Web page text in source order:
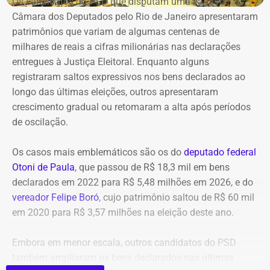
O acordo foi aprovado pelo diretor da NVIDIA na América
Latina, Márcio Aguiar. A colaboração tecnológica não terá
custos para o CREA-RJ, que passará a receber consultoria
direta da empresa.
Entre as áreas previstas na parceria estão pesquisa
aplicada em Inteligência Artificial e IA Generativa,
sistemas de apoio à decisão técnica, visão
computacional e processamento de dados de sensores,
Também estão previstas aplicações de Digital Twins, BIM
e ambientes virtuais em projetos, planejamento, inspeção,
operação, manutenção, treinamento e segurança, além de
tecnologias de robótica e sistemas autônomos voltadas
e geociências.
Câmara dos Deputados pelo Rio de Janeiro apresentaram
patrimônios que variam de algumas centenas de
milhares de reais a cifras milionárias nas declarações
entregues à Justiça Eleitoral. Enquanto alguns
registraram saltos expressivos nos bens declarados ao
longo das últimas eleições, outros apresentaram
crescimento gradual ou retomaram a alta após períodos
de oscilação.
Os casos mais emblemáticos são os do deputado federal
Otoni de Paula, que passou de R$ 18,3 mil em bens
declarados em 2022 para R$ 5,48 milhões em 2026, e do
vereador Felipe Boró, cujo patrimônio saltou de R$ 60 mil
em 2020 para R$ 3,57 milhões na eleição deste ano.
Embora em menor escala, outros candidatos do PSD